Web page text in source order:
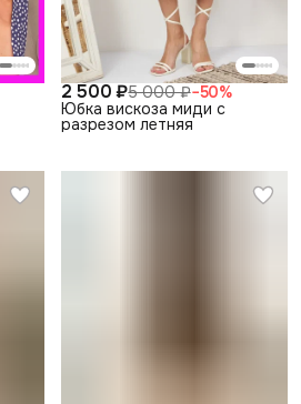
2 500 ₽5 000 ₽−50%
Юбка вискоза миди с
разрезом летняя